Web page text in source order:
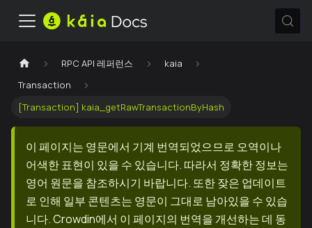
RPC API 레퍼런스
kaia
Transaction
[Transaction] kaia_getRawTransactionByHash
이 페이지는 영문에서 기계 번역되었으므로 오역이나
어색한 표현이 있을 수 있습니다. 따라서 정확한 정보는
영어 원문을 참조하시기 바랍니다. 또한 잦은 업데이트
로 인해 일부 콘텐츠는 영문이 그대로 남아있을 수 있습
니다. Crowdin에서 이 페이지의 번역을 개선하는 데 동